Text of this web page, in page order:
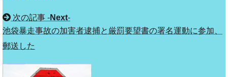
次の記事 -Next-
池袋暴走事故の加害者逮捕と厳罰要望書の署名運動に参加、
郵送した